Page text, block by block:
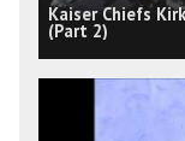
Kaiser Chiefs
(Part 2)